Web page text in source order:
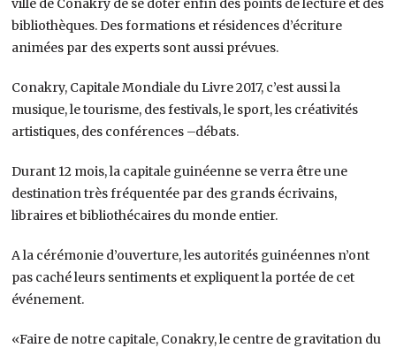
bibliothèques. Des formations et résidences d’écriture
animées par des experts sont aussi prévues.
Conakry, Capitale Mondiale du Livre 2017, c’est aussi la
musique, le tourisme, des festivals, le sport, les créativités
artistiques, des conférences –débats.
Durant 12 mois, la capitale guinéenne se verra être une
destination très fréquentée par des grands écrivains,
libraires et bibliothécaires du monde entier.
A la cérémonie d’ouverture, les autorités guinéennes n’ont
pas caché leurs sentiments et expliquent la portée de cet
événement.
«Faire de notre capitale, Conakry, le centre de gravitation du